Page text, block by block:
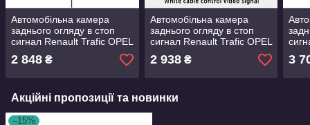
Автомобільна камера
заднього огляду в стоп
сигнал Renault Trafic OPEL
Vivaro Nissan Primastar
Talento 2001-2014 з ЇЧ
2 848 ₴
Автомобільна камера
заднього огляду в стоп
сигнал Renault Trafic OPEL
Vivaro 2001-2014 два
режими AHD 1080P/720P з
2 938₴ 3
Акційні пропозиції та новинки
–15%